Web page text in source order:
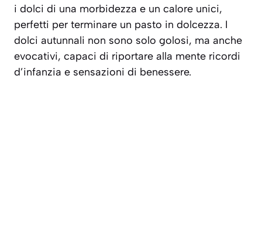
i dolci di una morbidezza e un calore unici,
perfetti per terminare un pasto in dolcezza. I
dolci autunnali non sono solo golosi, ma anche
evocativi, capaci di riportare alla mente ricordi
d’infanzia e sensazioni di benessere.